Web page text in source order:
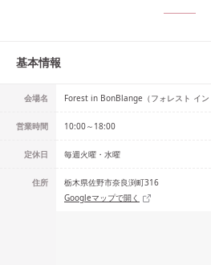
基本情報
会場名 Forest in BonBlange（フォレスト イン
営業時間 10:00～18:00
定休日 毎週火曜・水曜
住所
栃木県佐野市奈良渕町316
Googleマップで開く